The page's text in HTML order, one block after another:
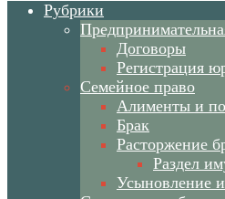
Рубрики
Договоры
Регистрация
Семейное право
Алименты и
Брак
Расторжение
Раздел
Усыновление